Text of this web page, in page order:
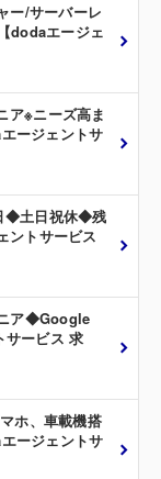
ー/サーバーレ
dodaエージェ
ア※ニーズ高ま
ージェントサ
◆土日祝休◆残
トサービス
ニア◆Google
ービス 求
ホ、車載機搭
ージェントサ